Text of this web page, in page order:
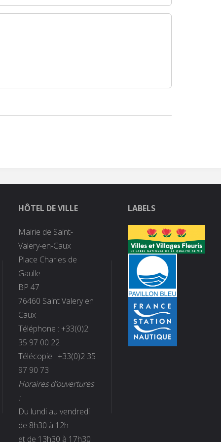
HÔTEL DE VILLE
Mairie de Saint-
Valery-en-Caux
Place Charles de
Gaulle
BP 47
76460 Saint Valery en
Caux
Téléphone : +33(0)2
35 97 00 22
Télécopie : +33(0)2 35
97 90 73
Horaires d’ouvertures
:
Du lundi au vendredi
de 8h30 à 12h
et de 13h30 à 17h30
LABELS